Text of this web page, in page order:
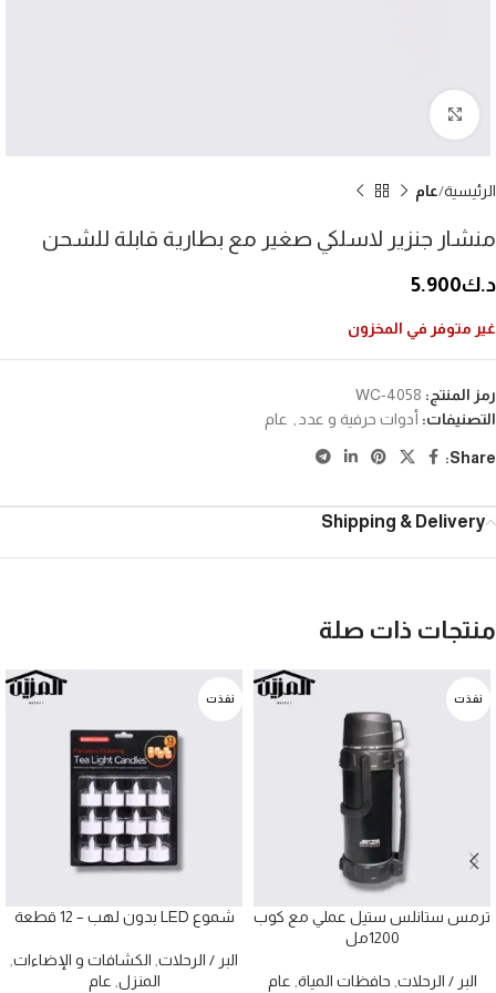
الرئيسية عام
منشار جنزير لاسلكي صغير مع بطارية قابلة للشحن
د.ك5.900
غير متوفر في المخزون
رمز المنتج: WC-4058
التصنيفات: أدوات حرفية و عدد عام
Share:
Shipping & Delivery
منتجات ذات صلة
نفذت
ترمس ستانلس ستيل عملي مع كوب
1200مل
البر / الرحلات حافظات المياة عام
نفذت
شموع LED بدون لهب – 12 قطعة
البر / الرحلات الكشافات و الإضاءات
المنزل عام